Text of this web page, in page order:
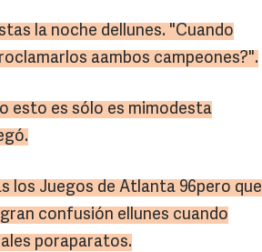
la noche dellunes. "Cuando
aambos campeones?".
esto es sólo es mimodesta
los Juegos de Atlanta 96pero que
confusión ellunes cuando
poraparatos.